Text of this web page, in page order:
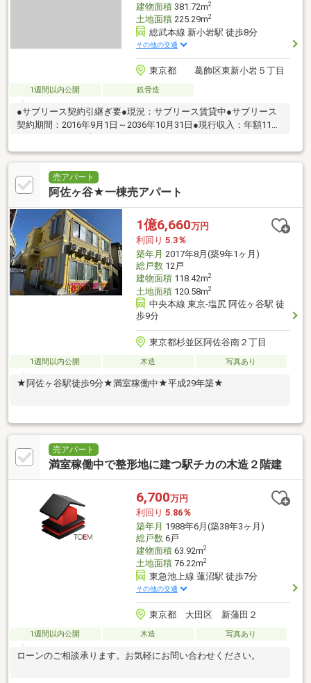
建物面積381.72m2
土地面積225.29m2
総武本線 新小岩駅 徒歩8分
その他の交通
東京都 葛飾区東新小岩５丁目
1週間以内公開 鉄骨造
●サブリース契約引継ぎ要●現況：サブリース賃貸中●サブリース
契約期間：2016年9月1日～2036年10月31日●現行収入：年額11，
890，800円（サブリース後）
売アパート
阿佐ヶ谷★一棟売アパート
1億6,660万円
利回り 5.3％
築年月 2017年8月(築9年1ヶ月)
総戸数12戸
建物面積118.42m2
土地面積120.58m2
中央本線 東京-塩尻 阿佐ヶ谷駅 徒
歩9分
東京都杉並区阿佐谷南２丁目
1週間以内公開 木造 写真あり
★阿佐ヶ谷駅徒歩9分★満室稼働中★平成29年築★
売アパート
満室稼働中で整形地に建つ駅チカの木造２階建
6,700万円
利回り 5.86％
築年月 1988年6月(築38年3ヶ月)
総戸数6戸
建物面積63.92m2
土地面積76.22m2
東急池上線 蓮沼駅 徒歩7分
その他の交通
東京都 大田区 新蒲田２
1週間以内公開 木造 写真あり
ローンのご相談承ります。お気軽にお問い合わせください。